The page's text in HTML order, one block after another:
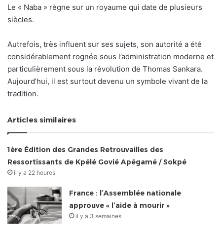
Le « Naba » règne sur un royaume qui date de plusieurs
siècles.
Autrefois, très influent sur ses sujets, son autorité a été
considérablement rognée sous l’administration moderne et
particulièrement sous la révolution de Thomas Sankara.
Aujourd’hui, il est surtout devenu un symbole vivant de la
tradition.
Articles similaires
1ère Édition des Grandes Retrouvailles des
Ressortissants de Kpélé Govié Apégamé / Sokpé
il y a 22 heures
France : l’Assemblée nationale
approuve « l’aide à mourir »
il y a 3 semaines